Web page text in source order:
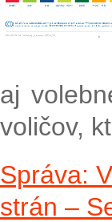
aj
voličov,
Správa:
strán –